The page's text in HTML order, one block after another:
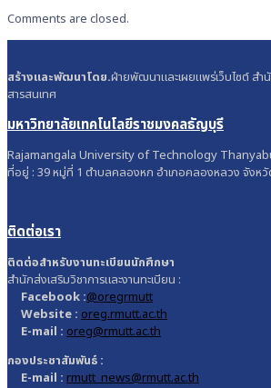
Comments are closed.
สร้างและพัฒนาโดย.ฝ่ายพัฒนาและเผยแพร่เว็บไซต์ สำ
สารสนเทศ
มหาวิทยาลัยเทคโนโลยีราชมงคลธัญบุรี
Rajamangala University of Technology
ที่อยู่ : 39 หมู่ที่ 1 ตำบลคลองหก อำเภอคลองหลวง จังห
ติดต่อเรา
ติดต่อสำหรับงานทะเบียนนักศึกษา
สำนักส่งเสริมวิชาการและงานทะเบียน :
Facebook :@oregrmutt
Website : oreg.rmutt.ac.th
E-mail : oreg@rmutt.ac.th
กองประชาสัมพันธ์ :
E-mail : rmutt_news@rmutt.ac.th